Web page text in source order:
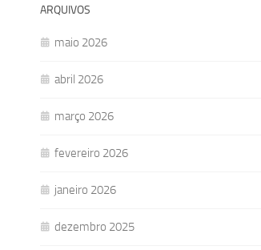
ARQUIVOS
maio 2026
abril 2026
março 2026
fevereiro 2026
janeiro 2026
dezembro 2025